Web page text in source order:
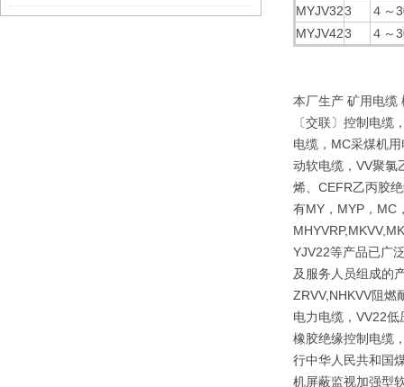
MYJV323
４～
MYJV423 ４～
本厂生产 矿用电缆
〔交联〕控制电
电缆，MC采煤机
动软电缆，VV聚氯
烯、CEFR乙丙胶
有MY，MYP，MC
YJV22等产品已广
及服务人员组成的
ZRVV,NHKVV阻燃
电力电缆，VV22
橡胶绝缘控制电缆
行中华人民共和国
机屏蔽监视加强型